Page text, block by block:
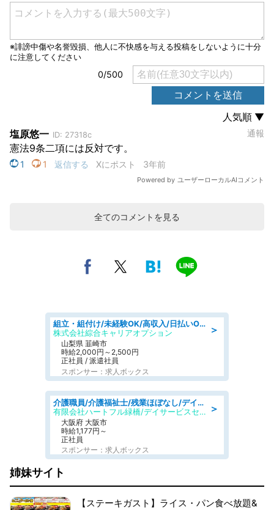
全てのコメントを見る
＞
組立・組付け/未経験OK/高収入/日払いOK/寮費無料/日勤
株式会社綜合キャリアオプション
山梨県 韮崎市
時給2,000円～2,500円
正社員 / 派遣社員
スポンサー：求人ボックス
＞
介護職員/介護福祉士/残業ほぼなし/デイサービスの介護士/日勤のみ
有限会社ハートフル緑橋/デイサービスセンター ハートフル東成
大阪府 大阪市
時給1,177円～
正社員
スポンサー：求人ボックス
姉妹サイト
【ステーキガスト】ライス・パン食べ放題&